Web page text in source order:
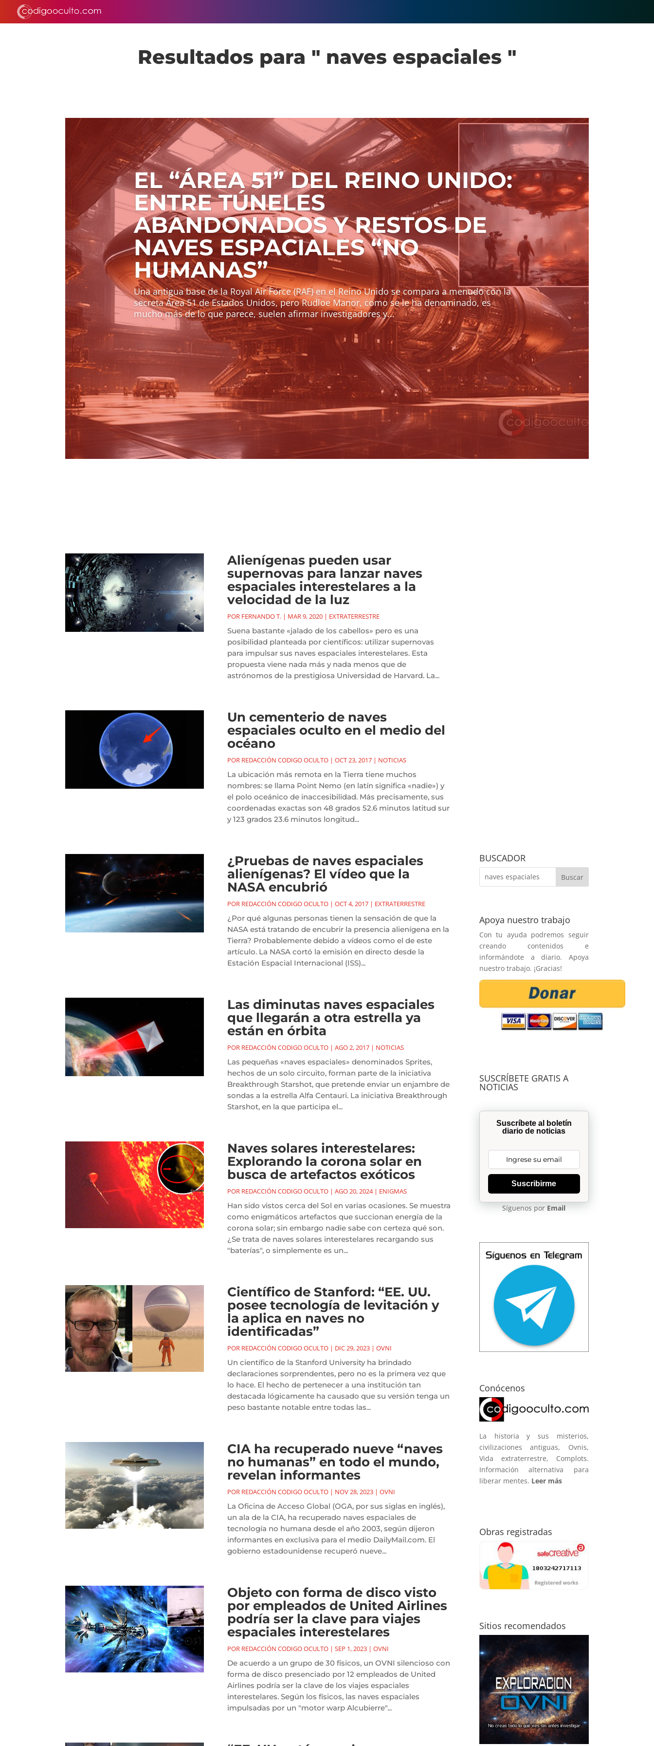
Resultados para " naves espaciales "
EL “ÁREA 51” DEL REINO UNIDO:
ENTRE TÚNELES
ABANDONADOS Y RESTOS DE
NAVES ESPACIALES “NO
HUMANAS”
Una antigua base de la Royal Air Force (RAF) en el Reino Unido se compara a menudo con la
secreta Área 51 de Estados Unidos, pero Rudloe Manor, como se le ha denominado, es
mucho más de lo que parece, suelen afirmar investigadores y...
Alienígenas pueden usar
supernovas para lanzar naves
espaciales interestelares a la
velocidad de la luz
POR FERNANDO T.| MAR 9, 2020| EXTRATERRESTRE
Suena bastante «jalado de los cabellos» pero es una
posibilidad planteada por científicos: utilizar supernovas
para impulsar sus naves espaciales interestelares. Esta
propuesta viene nada más y nada menos que de
astrónomos de la prestigiosa Universidad de Harvard. La...
Un cementerio de naves
espaciales oculto en el medio del
océano
POR REDACCIÓN CODIGO OCULTO| OCT 23, 2017| NOTICIAS
La ubicación más remota en la Tierra tiene muchos
nombres: se llama Point Nemo (en latín significa «nadie») y
el polo oceánico de inaccesibilidad. Más precisamente, sus
coordenadas exactas son 48 grados 52.6 minutos latitud sur
y 123 grados 23.6 minutos longitud...
¿Pruebas de naves espaciales
alienígenas? El vídeo que la
NASA encubrió
POR REDACCIÓN CODIGO OCULTO| OCT 4, 2017| EXTRATERRESTRE
¿Por qué algunas personas tienen la sensación de que la
NASA está tratando de encubrir la presencia alienígena en la
Tierra? Probablemente debido a vídeos como el de este
artículo. La NASA cortó la emisión en directo desde la
Estación Espacial Internacional (ISS)...
Las diminutas naves espaciales
que llegarán a otra estrella ya
están en órbita
POR REDACCIÓN CODIGO OCULTO| AGO 2, 2017| NOTICIAS
Las pequeñas «naves espaciales» denominados Sprites,
hechos de un solo circuito, forman parte de la iniciativa
Breakthrough Starshot, que pretende enviar un enjambre de
sondas a la estrella Alfa Centauri. La iniciativa Breakthrough
Starshot, en la que participa el...
Naves solares interestelares:
Explorando la corona solar en
busca de artefactos exóticos
POR REDACCIÓN CODIGO OCULTO| AGO 20, 2024| ENIGMAS
Han sido vistos cerca del Sol en varias ocasiones. Se muestra
como enigmáticos artefactos que succionan energía de la
corona solar; sin embargo nadie sabe con certeza qué son.
¿Se trata de naves solares interestelares recargando sus
"baterías", o simplemente es un...
Científico de Stanford: “EE. UU.
posee tecnología de levitación y
la aplica en naves no
identificadas”
POR REDACCIÓN CODIGO OCULTO| DIC 29, 2023| OVNI
Un científico de la Stanford University ha brindado
declaraciones sorprendentes, pero no es la primera vez que
lo hace. El hecho de pertenecer a una institución tan
destacada lógicamente ha causado que su versión tenga un
peso bastante notable entre todas las...
CIA ha recuperado nueve “naves
no humanas” en todo el mundo,
revelan informantes
POR REDACCIÓN CODIGO OCULTO| NOV 28, 2023| OVNI
La Oficina de Acceso Global (OGA, por sus siglas en inglés),
un ala de la CIA, ha recuperado naves espaciales de
tecnología no humana desde el año 2003, según dijeron
informantes en exclusiva para el medio DailyMail.com. El
gobierno estadounidense recuperó nueve...
Objeto con forma de disco visto
por empleados de United Airlines
podría ser la clave para viajes
espaciales interestelares
POR REDACCIÓN CODIGO OCULTO| SEP 1, 2023| OVNI
De acuerdo a un grupo de 30 físicos, un OVNI silencioso con
forma de disco presenciado por 12 empleados de United
Airlines podría ser la clave de los viajes espaciales
interestelares. Según los físicos, las naves espaciales
impulsadas por un "motor warp Alcubierre"...
BUSCADOR
Apoya nuestro trabajo
Con tu ayuda podremos seguir
creando contenidos e
informándote a diario. Apoya
nuestro trabajo. ¡Gracias!
SUSCRÍBETE GRATIS A
NOTICIAS
Suscríbete al boletín
diario de noticias
Suscribirme
Síguenos por Email
Conócenos
La historia y sus misterios,
civilizaciones antiguas, Ovnis,
Vida extraterrestre, Complots.
Información alternativa para
liberar mentes. Leer más
Obras registradas
Sitios recomendados